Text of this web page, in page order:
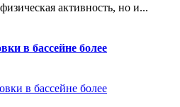
активность, но и...
в бассейне более